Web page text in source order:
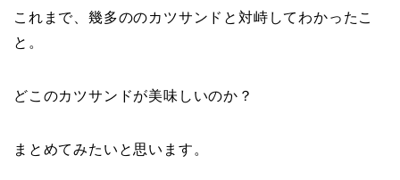
これまで、幾多ののカツサンドと対峙してわかったこ
と。
どこのカツサンドが美味しいのか？
まとめてみたいと思います。